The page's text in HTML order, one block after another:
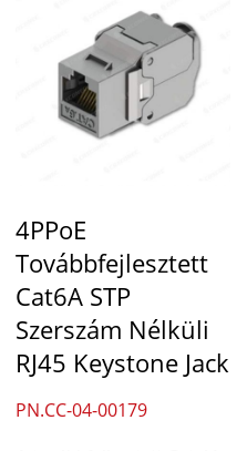
4PPoE
Továbbfejlesztett
Cat6A STP
Szerszám Nélküli
RJ45 Keystone Jack
PN.CC-04-00179